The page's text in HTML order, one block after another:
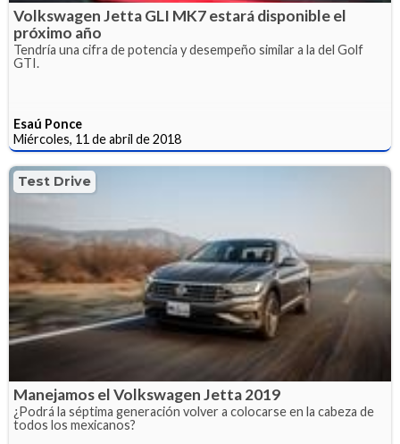
Volkswagen Jetta GLI MK7 estará disponible el
próximo año
Tendría una cifra de potencia y desempeño similar a la del Golf
GTI.
Esaú Ponce
Miércoles, 11 de abril de 2018
Test Drive
Manejamos el Volkswagen Jetta 2019
¿Podrá la séptima generación volver a colocarse en la cabeza de
todos los mexicanos?